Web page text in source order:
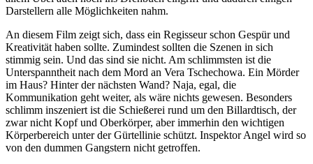
Darstellern alle Möglichkeiten nahm.
An diesem Film zeigt sich, dass ein Regisseur schon Gespür und
Kreativität haben sollte. Zumindest sollten die Szenen in sich
stimmig sein. Und das sind sie nicht. Am schlimmsten ist die
Unterspanntheit nach dem Mord an Vera Tschechowa. Ein Mörder
im Haus? Hinter der nächsten Wand? Naja, egal, die
Kommunikation geht weiter, als wäre nichts gewesen. Besonders
schlimm inszeniert ist die Schießerei rund um den Billardtisch, der
zwar nicht Kopf und Oberkörper, aber immerhin den wichtigen
Körperbereich unter der Gürtellinie schützt. Inspektor Angel wird so
von den dummen Gangstern nicht getroffen.